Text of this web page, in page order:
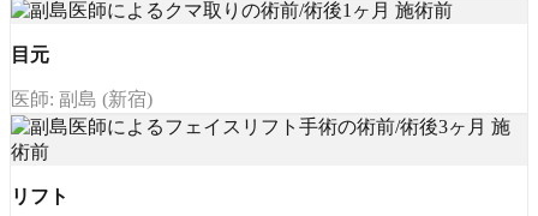
目元
医師: 副島 (新宿)
リフト